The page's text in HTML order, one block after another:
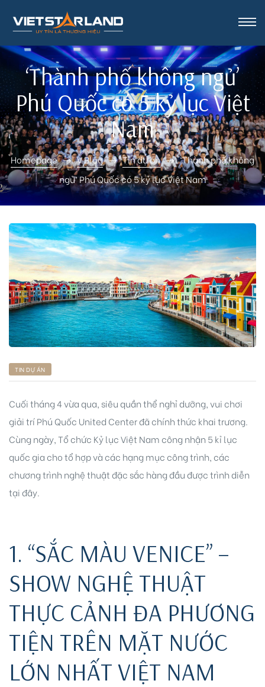
‘Thành phố không ngủ’
Phú Quốc có 5 kỷ lục Việt
Nam
Homepage V Blog Tin dự án
‘Thành phố không
ngủ’ Phú Quốc có 5 kỷ lục Việt Nam
TIN DỰ ÁN
Cuối tháng 4 vừa qua, siêu quần thể nghỉ dưỡng, vui chơi
giải trí Phú Quốc United Center đã chính thức khai trương.
Cùng ngày, Tổ chức Kỷ lục Việt Nam công nhận 5 kỉ lục
quốc gia cho tổ hợp và các hạng mục công trình, các
chương trình nghệ thuật đặc sắc hàng đầu được trình diễn
tại đây.
1. “SẮC MÀU VENICE” –
SHOW NGHỆ THUẬT
THỰC CẢNH ĐA PHƯƠNG
TIỆN TRÊN MẶT NƯỚC
LỚN NHẤT VIỆT NAM
Vinh